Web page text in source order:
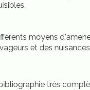
moyens
et des
très